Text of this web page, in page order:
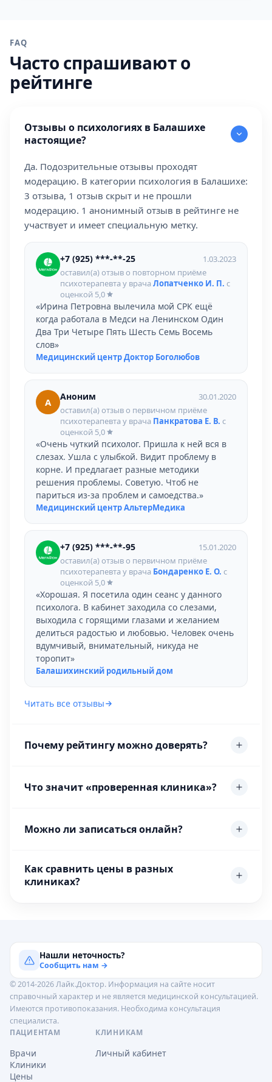
FAQ
Часто спрашивают о
рейтинге
Отзывы о психологиях в Балашихе
настоящие?
Да. Подозрительные отзывы проходят
модерацию. В категории психология в Балашихе:
3 отзыва, 1 отзыв скрыт и не прошли
модерацию. 1 анонимный отзыв в рейтинге не
участвует и имеет специальную метку.
+7 (925) ***-**-25
1.03.2023
оставил(а) отзыв о повторном приёме
психотерапевта у врачаЛопатченко И. П. с
оценкой 5,0
«Ирина Петровна вылечила мой СРК ещё
когда работала в Медси на Ленинском Один
Два Три Четыре Пять Шесть Семь Восемь
слов»
Медицинский центр Доктор Боголюбов
А Аноним
30.01.2020
оставил(а) отзыв о первичном приёме
психотерапевта у врача Панкратова Е. В. с
оценкой 5,0
«Очень чуткий психолог. Пришла к ней вся в
слезах. Ушла с улыбкой. Видит проблему в
корне. И предлагает разные методики
решения проблемы. Советую. Чтоб не
париться из-за проблем и самоедства.»
Медицинский центр АльтерМедика
+7 (925) ***-**-95
15.01.2020
оставил(а) отзыв о первичном приёме
психотерапевта у врача Бондаренко Е. О. с
оценкой 5,0
«Хорошая. Я посетила один сеанс у данного
психолога. В кабинет заходила со слезами,
выходила с горящими глазами и желанием
делиться радостью и любовью. Человек очень
вдумчивый, внимательный, никуда не
торопит»
Балашихинский родильный дом
Читать все отзывы
Почему рейтингу можно доверять?
Что значит «проверенная клиника»?
Можно ли записаться онлайн?
Как сравнить цены в разных
клиниках?
Нашли неточность?
Сообщить нам →
© 2014-2026 Лайк.Доктор. Информация на сайте носит
справочный характер и не является медицинской консультацией.
Имеются противопоказания. Необходима консультация
специалиста.
ПАЦИЕНТАМ
Врачи
Клиники
Цены
КЛИНИКАМ
Личный кабинет